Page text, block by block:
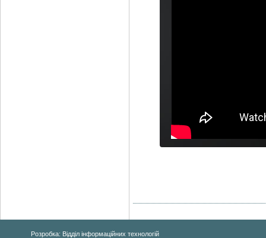
Розробка: Відділ інформаційних технологій